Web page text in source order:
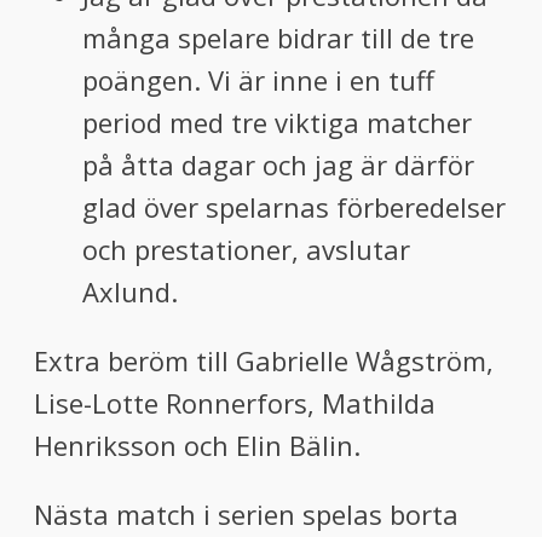
många spelare bidrar till de tre
poängen. Vi är inne i en tuff
period med tre viktiga matcher
på åtta dagar och jag är därför
glad över spelarnas förberedelser
och prestationer, avslutar
Axlund.
Extra beröm till Gabrielle Wågström,
Lise-Lotte Ronnerfors, Mathilda
Henriksson och Elin Bälin.
Nästa match i serien spelas borta